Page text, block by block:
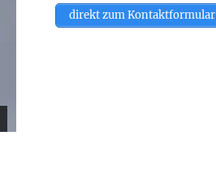
direkt zum Kontaktformular